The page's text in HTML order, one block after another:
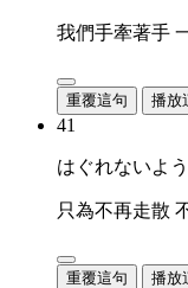
我們手牽著手
重覆這句 播放
41
はぐれないよ
只為不再走散
重覆這句 播放